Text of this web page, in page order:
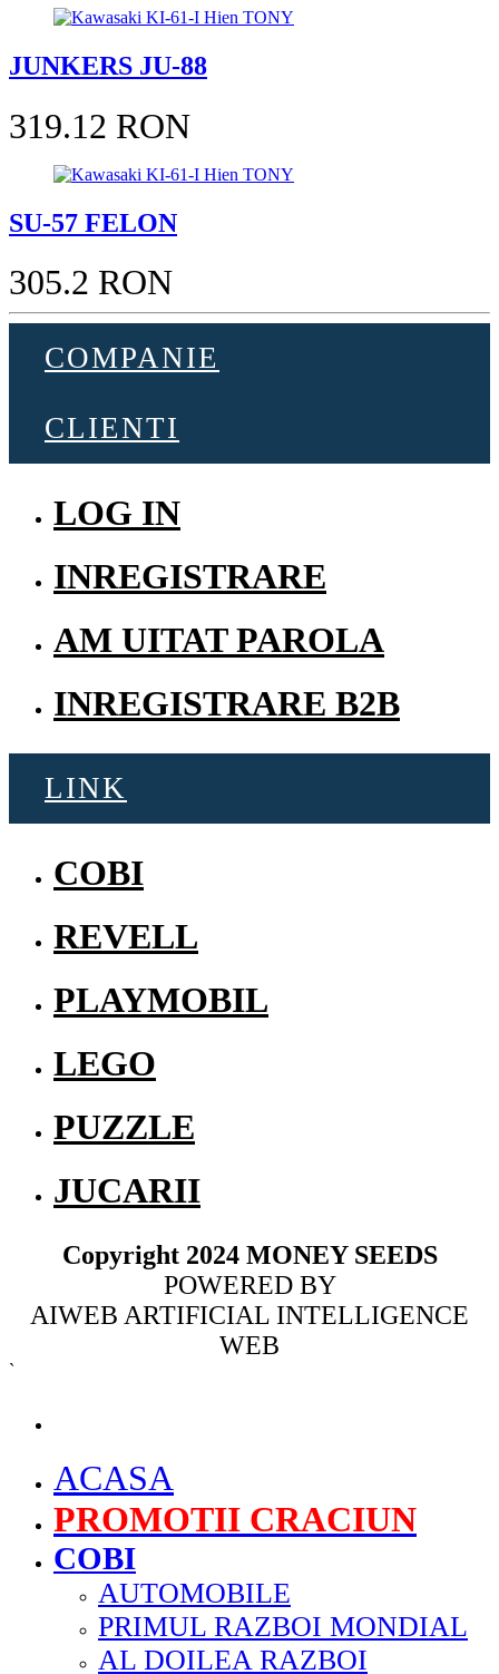
JUNKERS JU-88
319.12 RON
SU-57 FELON
305.2 RON
COMPANIE
CLIENTI
LOG IN
INREGISTRARE
AM UITAT PAROLA
INREGISTRARE B2B
LINK
COBI
REVELL
PLAYMOBIL
LEGO
PUZZLE
JUCARII
Copyright 2024 MONEY SEEDS
POWERED BY
AIWEB ARTIFICIAL INTELLIGENCE
WEB
`
ACASA
PROMOTII CRACIUN
COBI
AUTOMOBILE
PRIMUL RAZBOI MONDIAL
AL DOILEA RAZBOI